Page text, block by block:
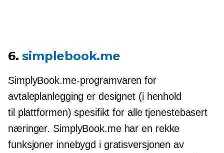
6.simplebook.me
SimplyBook.me-programvaren for
avtaleplanlegging er designet (i henhold
til plattformen) spesifikt for alletjenestebasert
næringer. SimplyBook.me har en rekke
funksjoner innebygd i gratisversjonen av